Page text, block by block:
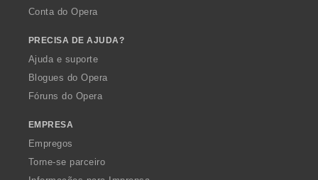
Conta do Opera
PRECISA DE AJUDA?
Ajuda e suporte
Blogues do Opera
Fóruns do Opera
EMPRESA
Empregos
Torne-se parceiro